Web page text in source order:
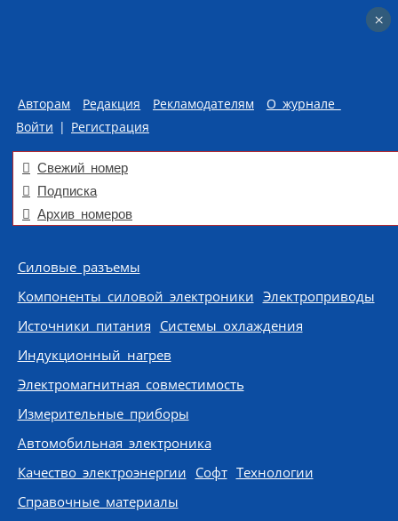
Авторам Редакция Рекламодателям
О журнале
Войти | Регистрация
Свежий номер
Подписка
Архив номеров
Skip to content
Силовые разъемы
Компоненты силовой электроники Электроприводы
Источники питания Системы охлаждения
Индукционный нагрев
Электромагнитная совместимость
Измерительные приборы
Автомобильная электроника
Качество электроэнергии Софт Технологии
Справочные материалы
×
×